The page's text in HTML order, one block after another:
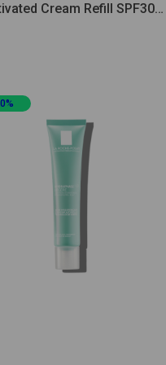
Cream Refill SPF30